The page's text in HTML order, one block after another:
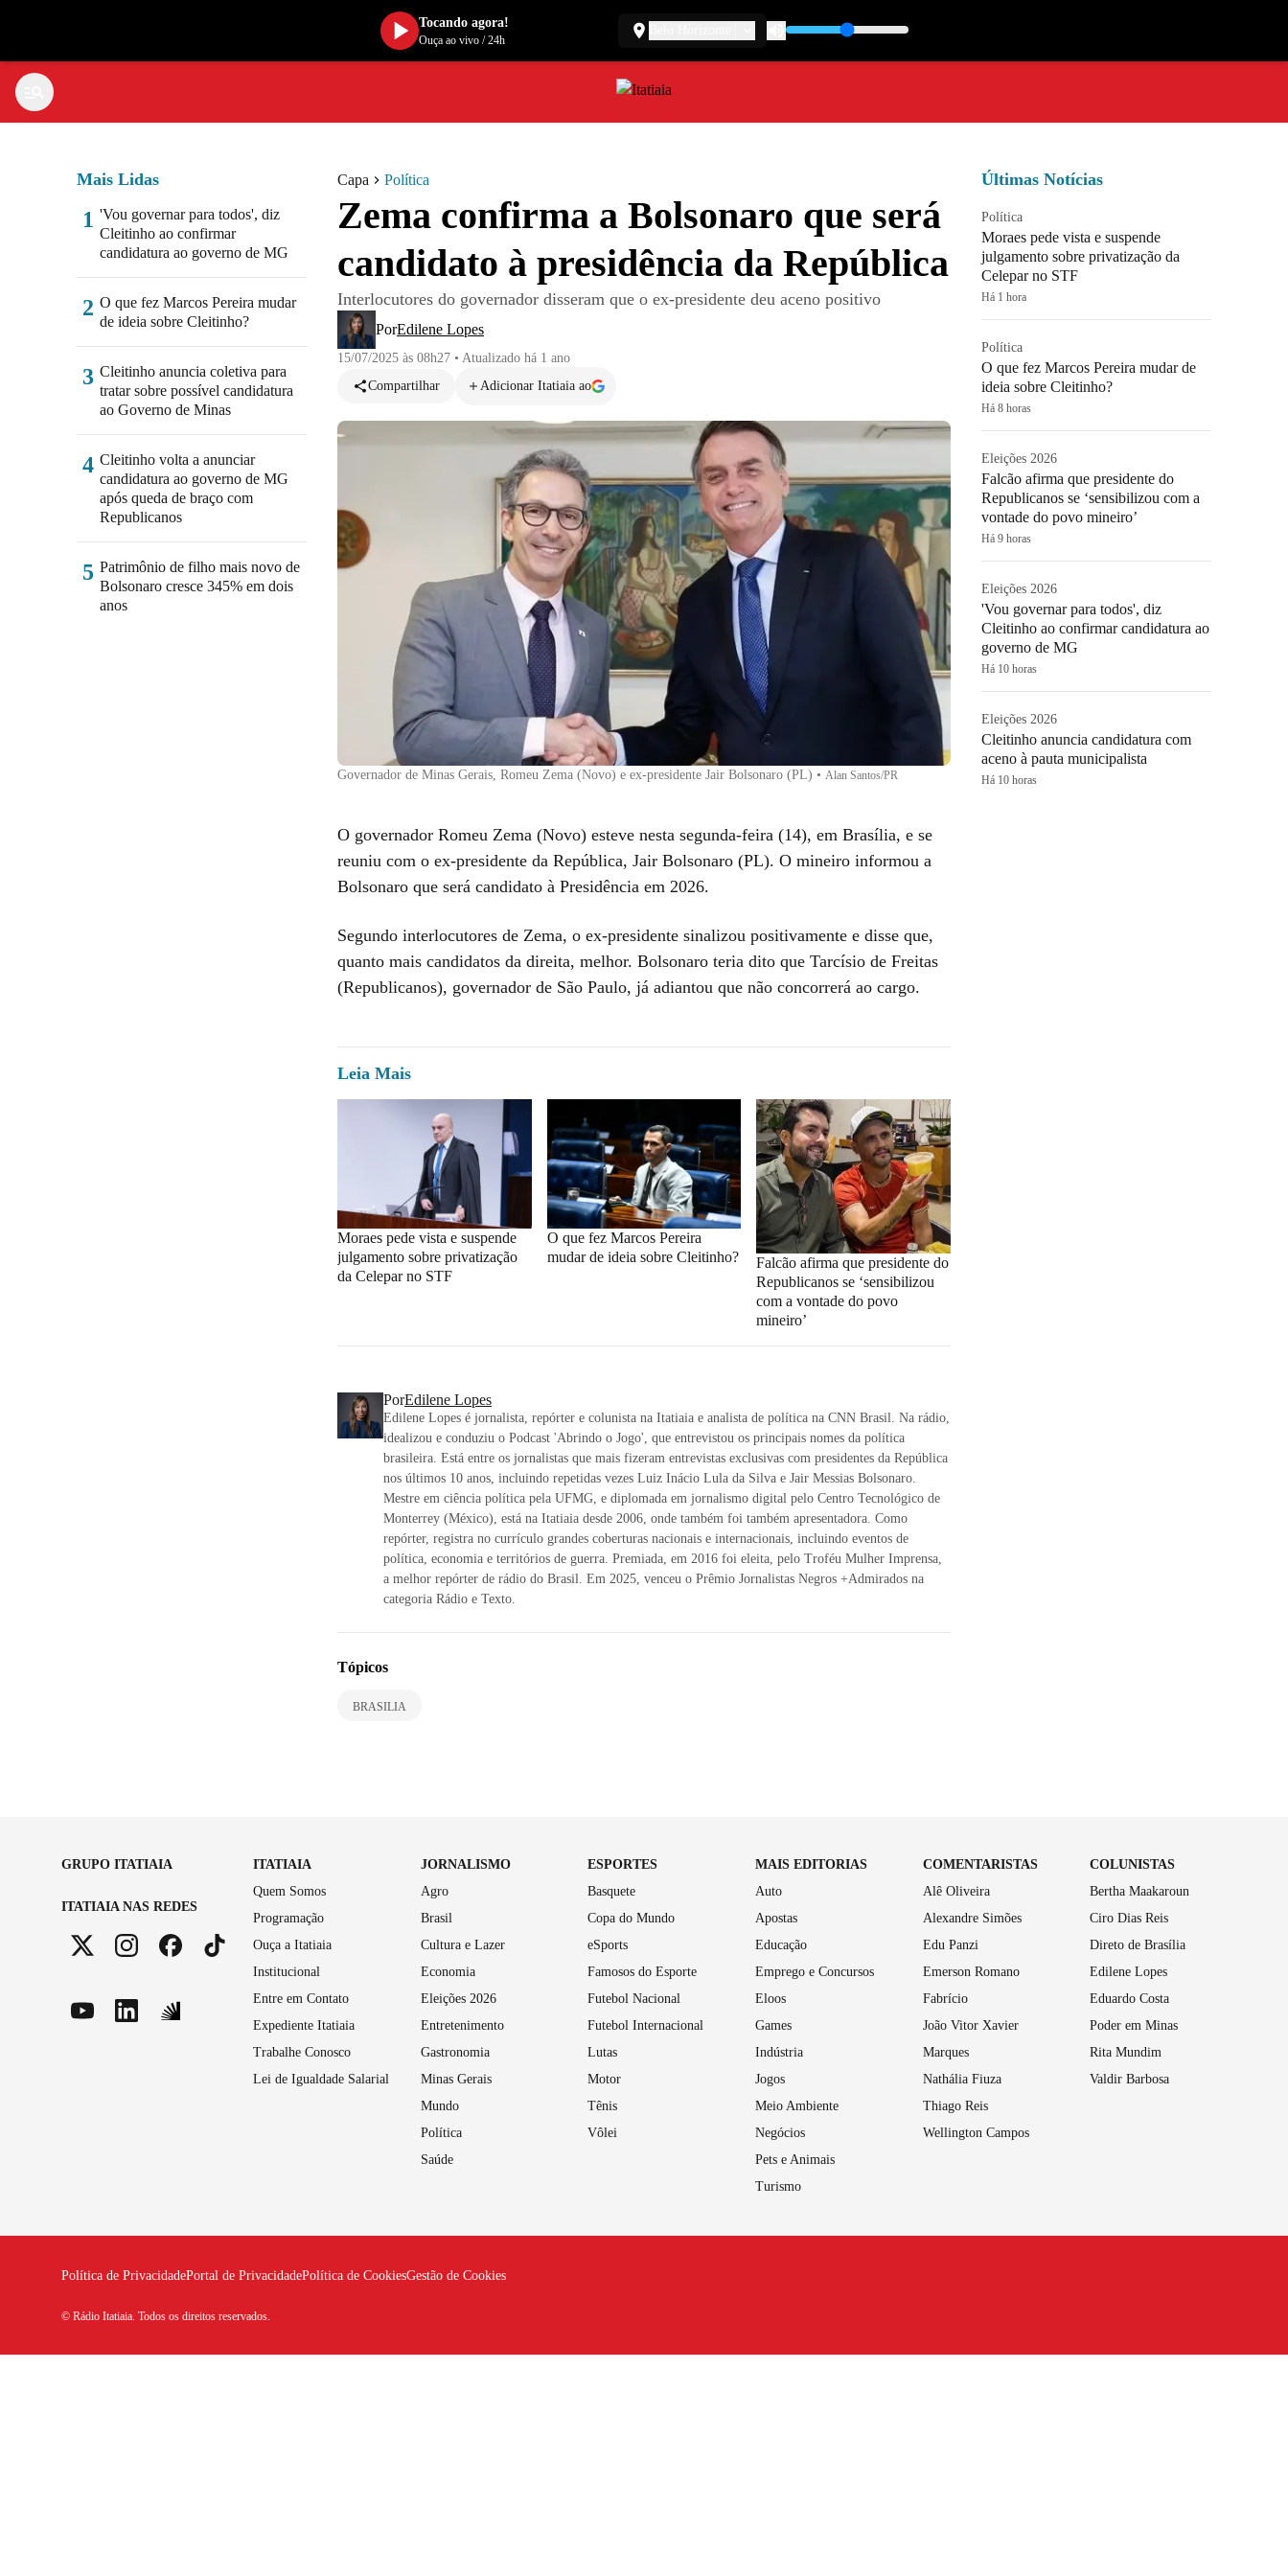
Capa Política
Zema confirma a Bolsonaro que será
candidato à presidência da República
Interlocutores do governador disseram que o ex-presidente deu aceno positivo
PorEdilene Lopes
15/07/2025 às 08h27 • Atualizado há 1 ano
Compartilhar
Adicionar Itatiaia ao
Governador de Minas Gerais, Romeu Zema (Novo) e ex-presidente Jair Bolsonaro (PL) • Alan Santos/PR
O governador Romeu Zema (Novo) esteve nesta segunda-feira (14), em Brasília, e se
reuniu com o ex-presidente da República, Jair Bolsonaro (PL). O mineiro informou a
Bolsonaro que será candidato à Presidência em 2026.
Segundo interlocutores de Zema, o ex-presidente sinalizou positivamente e disse que,
quanto mais candidatos da direita, melhor. Bolsonaro teria dito que Tarcísio de Freitas
(Republicanos), governador de São Paulo, já adiantou que não concorrerá ao cargo.
Leia Mais
Moraes pede vista e suspende
julgamento sobre privatização
da Celepar no STF
O que fez Marcos Pereira
mudar de ideia sobre Cleitinho?
Falcão afirma que presidente do
Republicanos se ‘sensibilizou
com a vontade do povo
mineiro’
PorEdilene Lopes
Edilene Lopes é jornalista, repórter e colunista na Itatiaia e analista de política na CNN Brasil. Na rádio,
idealizou e conduziu o Podcast 'Abrindo o Jogo', que entrevistou os principais nomes da política
brasileira. Está entre os jornalistas que mais fizeram entrevistas exclusivas com presidentes da República
nos últimos 10 anos, incluindo repetidas vezes Luiz Inácio Lula da Silva e Jair Messias Bolsonaro.
Mestre em ciência política pela UFMG, e diplomada em jornalismo digital pelo Centro Tecnológico de
Monterrey (México), está na Itatiaia desde 2006, onde também foi também apresentadora. Como
repórter, registra no currículo grandes coberturas nacionais e internacionais, incluindo eventos de
política, economia e territórios de guerra. Premiada, em 2016 foi eleita, pelo Troféu Mulher Imprensa,
a melhor repórter de rádio do Brasil. Em 2025, venceu o Prêmio Jornalistas Negros +Admirados na
categoria Rádio e Texto.
Tópicos
BRASILIA
Mais Lidas
1 'Vou governar para todos', diz
Cleitinho ao confirmar
candidatura ao governo de MG
2 O que fez Marcos Pereira mudar
de ideia sobre Cleitinho?
3 Cleitinho anuncia coletiva para
tratar sobre possível candidatura
ao Governo de Minas
4 Cleitinho volta a anunciar
candidatura ao governo de MG
após queda de braço com
Republicanos
5 Patrimônio de filho mais novo de
Bolsonaro cresce 345% em dois
anos
Últimas Notícias
Política
Moraes pede vista e suspende
julgamento sobre privatização da
Celepar no STF
Há 1 hora
Política
O que fez Marcos Pereira mudar de
ideia sobre Cleitinho?
Há 8 horas
Eleições 2026
Falcão afirma que presidente do
Republicanos se ‘sensibilizou com a
vontade do povo mineiro’
Há 9 horas
Eleições 2026
'Vou governar para todos', diz
Cleitinho ao confirmar candidatura ao
governo de MG
Há 10 horas
Eleições 2026
Cleitinho anuncia candidatura com
aceno à pauta municipalista
Há 10 horas
GRUPO ITATIAIA
ITATIAIA NAS REDES
ITATIAIA
Quem Somos
Programação
Ouça a Itatiaia
Institucional
Entre em Contato
Expediente Itatiaia
Trabalhe Conosco
Lei de Igualdade Salarial
JORNALISMO
Agro
Brasil
Cultura e Lazer
Economia
Eleições 2026
Entretenimento
Gastronomia
Minas Gerais
Mundo
Política
Saúde
ESPORTES
Basquete
Copa do Mundo
eSports
Famosos do Esporte
Futebol Nacional
Futebol Internacional
Lutas
Motor
Tênis
Vôlei
MAIS EDITORIAS
Auto
Apostas
Educação
Emprego e Concursos
Eloos
Games
Indústria
Jogos
Meio Ambiente
Negócios
Pets e Animais
Turismo
COMENTARISTAS
Alê Oliveira
Alexandre Simões
Edu Panzi
Emerson Romano
Fabrício
João Vitor Xavier
Marques
Nathália Fiuza
Thiago Reis
Wellington Campos
COLUNISTAS
Bertha Maakaroun
Ciro Dias Reis
Direto de Brasília
Edilene Lopes
Eduardo Costa
Poder em Minas
Rita Mundim
Valdir Barbosa
Política de PrivacidadePortal de PrivacidadePolítica de CookiesGestão de Cookies
© Rádio Itatiaia. Todos os direitos reservados.
Tocando agora!
Ouça ao vivo/24h